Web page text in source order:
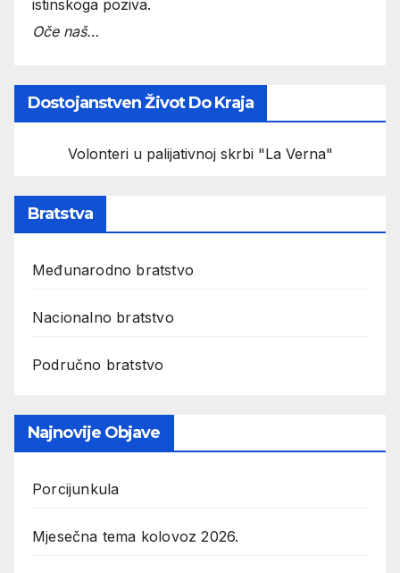
istinskoga poziva.
Oče naš…
Dostojanstven Život Do Kraja
Volonteri u palijativnoj skrbi "La Verna"
Bratstva
Međunarodno bratstvo
Nacionalno bratstvo
Područno bratstvo
Najnovije Objave
Porcijunkula
Mjesečna tema kolovoz 2026.